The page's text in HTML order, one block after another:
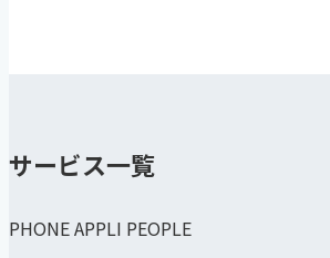
サービス一覧
PHONE APPLI PEOPLE